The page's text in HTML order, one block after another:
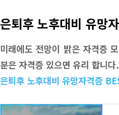
은퇴후 노후대비 유망
미래에도 전망이 밝은 자격증
분은 자격증 있으면 유리 합니
은퇴후 노후대비 유망자격증